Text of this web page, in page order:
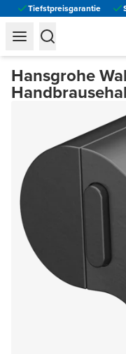
Tiefstpreisgarantie
Hansgrohe